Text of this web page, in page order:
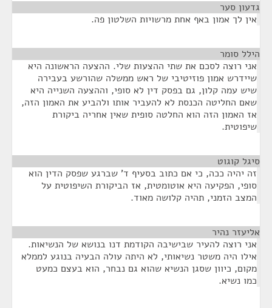
גדעון סער
אין לך אמון באף אחת מרשויות השלטון פה.
הילל סומר
אני רוצה לסכם את שתי ההצעות שלי. ההצעה הראשונה היא
שיידרש אמון פוזיטיבי של ראש ממשלה שהורשע בעבירה
שיש עמה קלון, גם בפסק דין לא סופי, וההצעה השנייה היא
שאם החליטה הכנסת לא להעביר אותו ולהביע את האמון הזה,
אז האמון הזה הוא החלטה סופית שאין אחריה ביקורת
שיפוטית.
סיגל קוגוט
זה יהיה ככה, כי אם כתוב בסעיף ד' שברגע שפסק הדין הוא
סופי, הפקיעה היא אוטומטית, אז הביקורת השיפוטית על
המצב הזמני, תהיה קלושה מאוד.
אליעזר נהיר
אני רוצה להעיר שבישיבה הקודמת דנו בנושא של הנשיאות.
אילו היה משטר נשיאותי, לא היתה עולה הבעיה בנוגע לממלא
מקום, כיוון שסגן הנשיא שהוא גם נבחר, הוא בעצם כמעט
כמו נשיא.